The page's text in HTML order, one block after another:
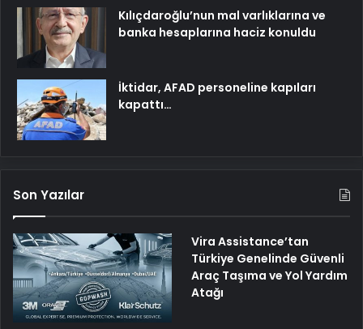
Kılıçdaroğlu’nun mal varlıklarına ve
banka hesaplarına haciz konuldu
İktidar, AFAD personeline kapıları
kapattı…
Son Yazılar
Vira Assistance’tan
Türkiye Genelinde Güvenli
Araç Taşıma ve Yol Yardım
Atağı